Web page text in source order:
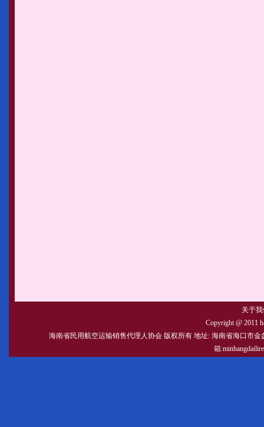
关于
Copyright @ 2011
海南省民用航空运输销售代理人协会 版权所有 地址: 海南省海口市金
箱